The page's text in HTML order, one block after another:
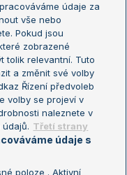
údaje za
vše nebo
Pokud jsou
zobrazené
tolik relevantní. Tuto
a změnit své volby
Řízení předvoleb
volby se projeví v
naleznete v
Třetí strany
údaje s
poloze . Aktivní